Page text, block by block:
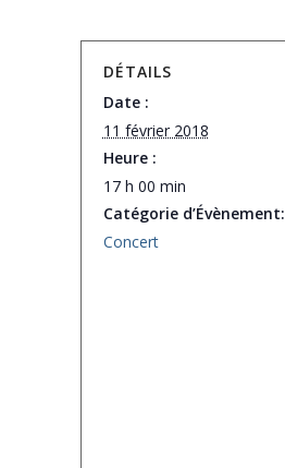
DÉTAILS
Date :
11 février 2018
Heure :
17 h 00 min
Catégorie d’Évènement:
Concert